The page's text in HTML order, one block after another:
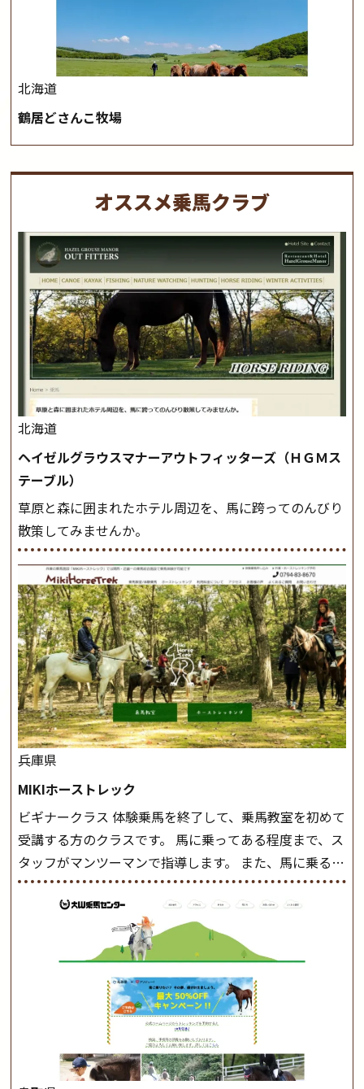
北海道
鶴居どさんこ牧場
オススメ乗馬クラブ
北海道
ヘイゼルグラウスマナーアウトフィッターズ（ＨＧＭス
テーブル）
草原と森に囲まれたホテル周辺を、馬に跨ってのんびり
散策してみませんか。
兵庫県
MIKIホーストレック
ビギナークラス 体験乗馬を終了して、乗馬教室を初めて
受講する方のクラスです。 馬に乗ってある程度まで、ス
タッフがマンツーマンで指導します。 また、馬に乗るだ
けでなく、馬の手入れや馬装（鞍などを装着する） も
このクラスで把握し、「馬に触れること」にも慣れてい
きましょう。 スタートクラス ビギナークラスで単独で
軽速歩(けいはやあし)ができるようになったら スタート
クラスへ。 グループレッスンで馬のスピードを調整し
ながら 軽速歩・正反撞(せいはんどう)を学びます。 安定
した手綱操作と軽速歩・正反撞ができるようになれば
駈歩(かけあし)練習に入ります。 ホップクラス スタート
クラスで常歩(なみあし)や 速歩、駈歩の初歩をマスター